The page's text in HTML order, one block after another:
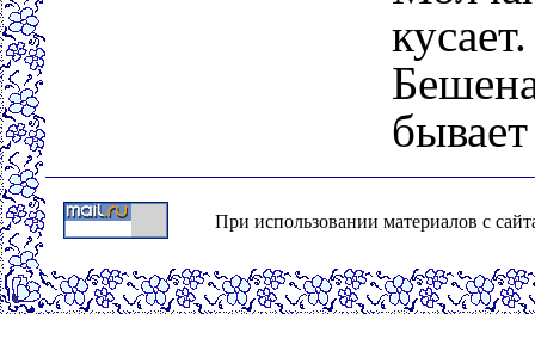
кусает.
При использовании материалов с